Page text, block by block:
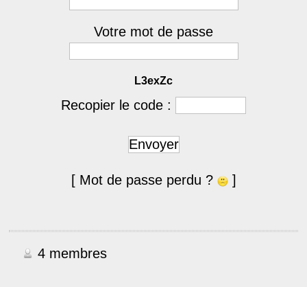
Votre mot de passe
L3exZc
Recopier le code :
Envoyer
[ Mot de passe perdu ? ]
4 membres